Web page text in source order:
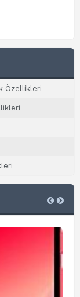
Özellikleri